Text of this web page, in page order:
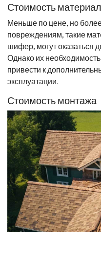
Стоимость
Меньше по цене, но
повреждениям, такие
шифер, могут оказаться
Однако их
привести к
эксплуатации.
Стоимость монтажа